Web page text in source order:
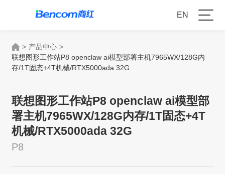
EN
> 产品中心 >
联想图形工作站P8 openclaw ai模型部署主机7965WX/128G内
存/1T固态+4T机械/RTX5000ada 32G
联想图形工作站P8 openclaw ai模型部
署主机7965WX/128G内存/1T固态+4T
机械/RTX5000ada 32G
P8